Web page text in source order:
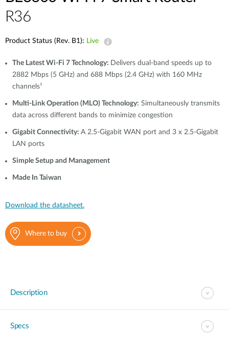
mydlink
Blog
Υποστήριξη
Tech Alerts
FAQs
Warranty
Contact
Support Portal
R36
Product Status (Rev. B1): Live
The Latest Wi-Fi 7 Technology: Delivers dual-band speeds up to
2882 Mbps (5 GHz) and 688 Mbps (2.4 GHz) with 160 MHz
channels¹
Multi-Link Operation (MLO) Technology: Simultaneously transmits
data across different bands to minimize congestion
Gigabit Connectivity: A 2.5-Gigabit WAN port and 3 x 2.5-Gigabit
LAN ports
Simple Setup and Management
Made In Taiwan
Download the datasheet.
Where to buy
Description
Specs